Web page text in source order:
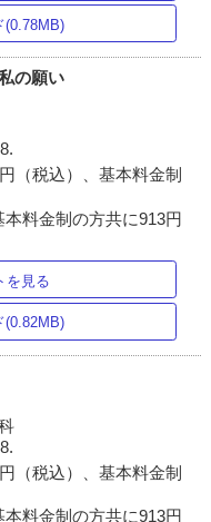
(0.78MB)
の願い
（税込）、基本料金制
料金制の方共に913円
を見る
(0.82MB)
（税込）、基本料金制
料金制の方共に913円